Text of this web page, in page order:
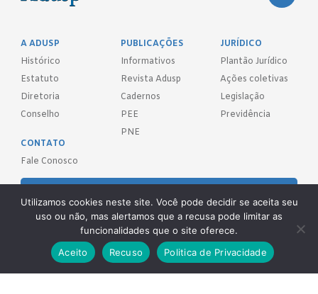
A ADUSP
Histórico
Estatuto
Diretoria
Conselho
PUBLICAÇÕES
Informativos
Revista Adusp
Cadernos
PEE
PNE
JURÍDICO
Plantão Jurídico
Ações coletivas
Legislação
Previdência
CONTATO
Fale Conosco
REDES SOCIAIS
Utilizamos cookies neste site. Você pode decidir se aceita seu
uso ou não, mas alertamos que a recusa pode limitar as
funcionalidades que o site oferece.
Aceito
Recuso Politica de Privacidade